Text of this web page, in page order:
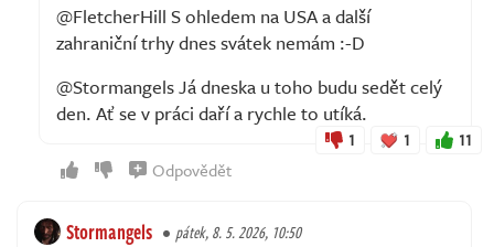
@FletcherHill S ohledem na USA a další
zahraniční trhy dnes svátek nemám :-D
@Stormangels Já dneska u toho budu sedět celý
den. Ať se v práci daří a rychle to utíká.
1 1 11
Odpovědět
Stormangels pátek, 8. 5. 2026, 10:50